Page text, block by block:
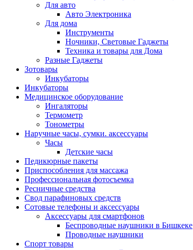
Для авто
Авто Электроника
Для дома
Инструменты
Ночники, Световые Гаджеты
Техника и товары для Дома
Разные Гаджеты
Зотовары
Инкубаторы
Инкубаторы
Медицинское оборудование
Ингаляторы
Термометр
Тонометры
Наручные часы, сумки. аксессуары
Часы
Детские часы
Педикюрные пакеты
Приспособления для массажа
Профессиональная фотосъемка
Ресничные средства
Свод парафиновых средств
Сотовые телефоны и аксессуары
Аксессуары для смартфонов
Беспроводные наушники в Бишкеке
Проводные наушники
Спорт товары